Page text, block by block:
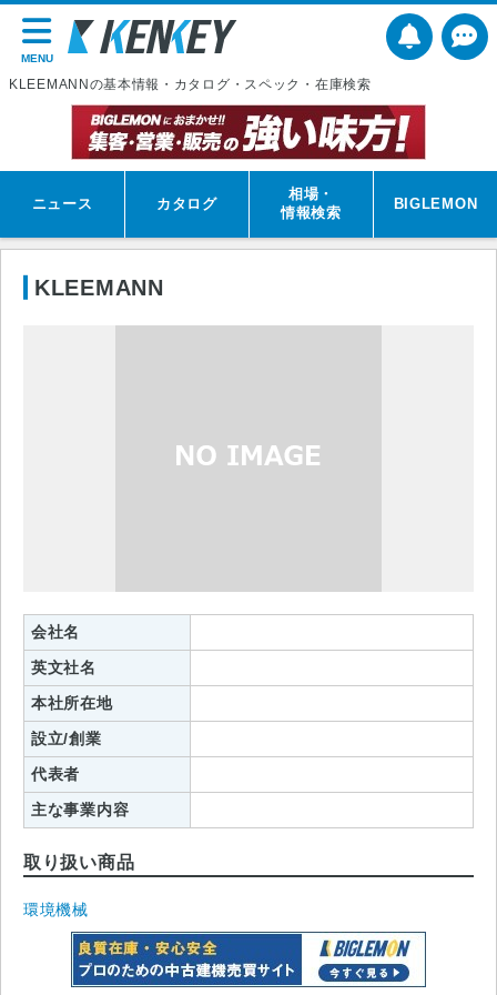
MENU
KLEEMANNの基本情報・カタログ・スペック・在庫検索
ニュース カタログ
相場・
情報検索
BIGLEMON
KLEEMANN
会社名
英文社名
本社所在地
設立/創業
代表者
主な事業内容
取り扱い商品
環境機械